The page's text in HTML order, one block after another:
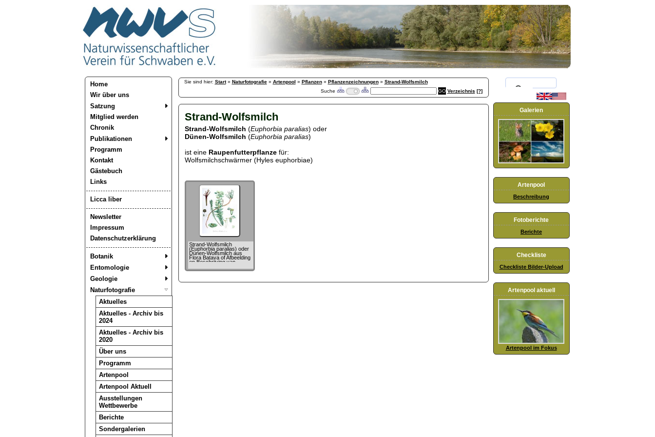
Home
Wir über uns
Satzung
Mitglied werden
Chronik
Publikationen
Programm
Kontakt
Gästebuch
Links
Licca liber
Newsletter
Impressum
Datenschutzerklärung
Botanik
Entomologie
Geologie
Naturfotografie
Aktuelles
Aktuelles - Archiv bis
2024
Aktuelles - Archiv bis
2020
Über uns
Programm
Artenpool
Artenpool Aktuell
Ausstellungen
Wettbewerbe
Berichte
Sondergalerien
Sie sind hier: Start» Naturfotografie» Artenpool » Pflanzen» Pflanzenzeichnungen» Strand-Wolfsmilch
Suche
Verzeichnis [?]
Strand-Wolfsmilch
Strand-Wolfsmilch (Euphorbia paralias) oder
Dünen-Wolfsmilch (Euphorbia paralias)
ist eine Raupenfutterpflanze für:
Wolfsmilchschwärmer (Hyles euphorbiae)
Strand-Wolfsmilch
(Euphorbia paralias) oder
Dünen-Wolfsmilch aus
Flora Batava of Afbeelding
en Beschrijving van
(1872) von Jan Kops
Galerien
Artenpool
Beschreibung
Fotoberichte
Berichte
Checkliste
Checkliste Bilder-Upload
Artenpool aktuell
Artenpool im Fokus